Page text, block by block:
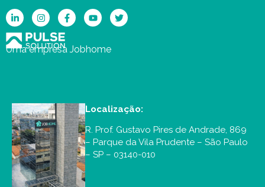
Uma empresa Jobhome
Localização:
R. Prof. Gustavo Pires de Andrade, 869
– Parque da Vila Prudente – São Paulo
– SP – 03140-010